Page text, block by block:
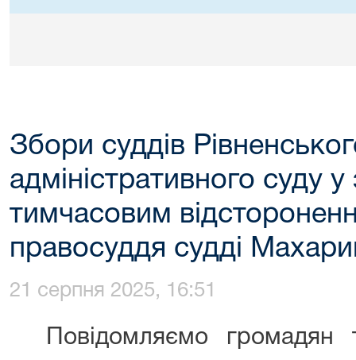
Збори суддів
адміністративного суду у
тимчасовим
правосуддя судді
21 серпня 2025, 16:51
Повідомляємо громадян